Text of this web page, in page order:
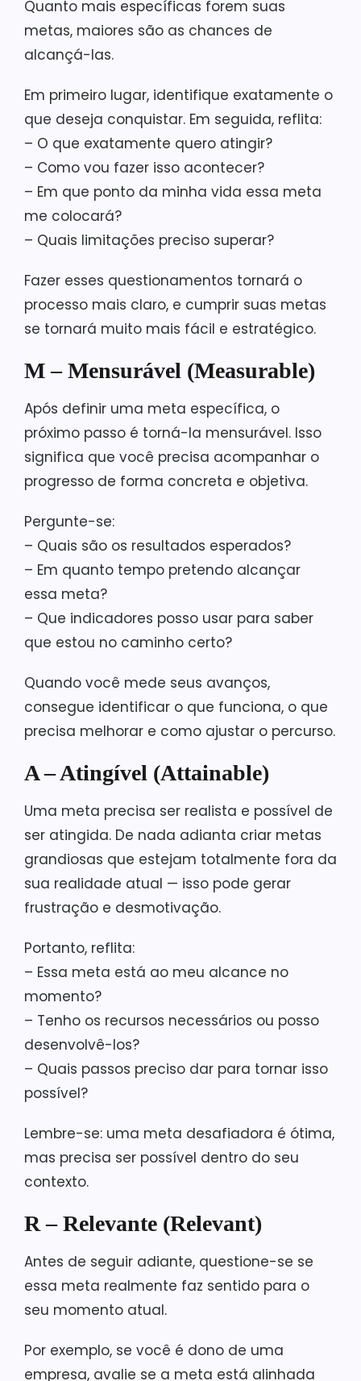
Quanto mais específicas forem suas
metas, maiores são as chances de
alcançá-las.
Em primeiro lugar, identifique exatamente o
que deseja conquistar. Em seguida, reflita:
– O que exatamente quero atingir?
– Como vou fazer isso acontecer?
– Em que ponto da minha vida essa meta
me colocará?
– Quais limitações preciso superar?
Fazer esses questionamentos tornará o
processo mais claro, e cumprir suas metas
se tornará muito mais fácil e estratégico.
M – Mensurável (Measurable)
Após definir uma meta específica, o
próximo passo é torná-la mensurável. Isso
significa que você precisa acompanhar o
progresso de forma concreta e objetiva.
Pergunte-se:
– Quais são os resultados esperados?
– Em quanto tempo pretendo alcançar
essa meta?
– Que indicadores posso usar para saber
que estou no caminho certo?
Quando você mede seus avanços,
consegue identificar o que funciona, o que
precisa melhorar e como ajustar o percurso.
A – Atingível (Attainable)
Uma meta precisa ser realista e possível de
ser atingida. De nada adianta criar metas
grandiosas que estejam totalmente fora da
sua realidade atual — isso pode gerar
frustração e desmotivação.
Portanto, reflita:
– Essa meta está ao meu alcance no
momento?
– Tenho os recursos necessários ou posso
desenvolvê-los?
– Quais passos preciso dar para tornar isso
possível?
Lembre-se: uma meta desafiadora é ótima,
mas precisa ser possível dentro do seu
contexto.
R – Relevante (Relevant)
Antes de seguir adiante, questione-se se
essa meta realmente faz sentido para o
seu momento atual.
Por exemplo, se você é dono de uma
empresa, avalie se a meta está alinhada